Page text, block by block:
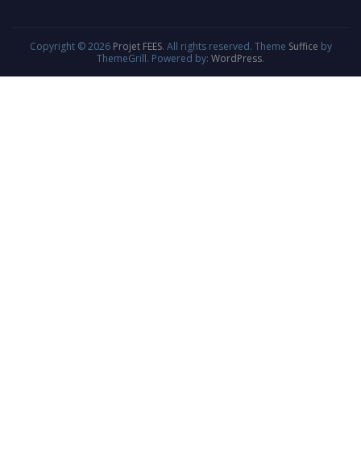
Copyright © 2026 Projet FEES. All rights reserved. Theme Suffice by
ThemeGrill. Powered by: WordPress.